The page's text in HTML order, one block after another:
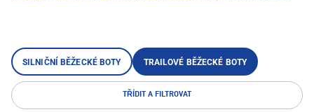
obchodě INTERSPORT najdeš velký výběr trailových běžeckých bot
od špičkových značek, jako jsou Salomon, Asics, Hoka Brooks nebo
Nike.
SILNIČNÍ BĚŽECKÉ BOTY TRAILOVÉ BĚŽECKÉ BOTY
TŘÍDIT A FILTROVAT